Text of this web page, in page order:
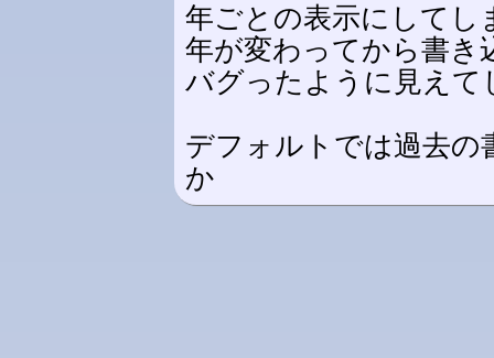
年ごとの表示にしてし
年が変わってから書き
バグったように見えて
デフォルトでは過去の
か